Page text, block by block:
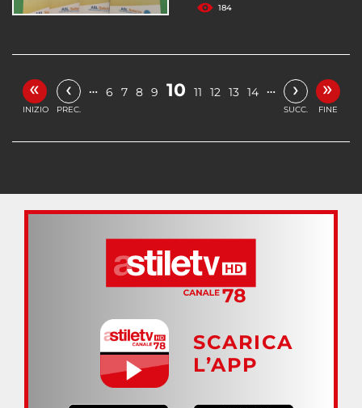
184
«
INIZIO
‹
PREC.
… 6 7 8 9 10 11 12 13 14 … ›
SUCC.
»
FINE
SCARICA
L’APP